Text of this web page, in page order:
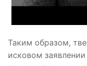
Таким образом,
исковом